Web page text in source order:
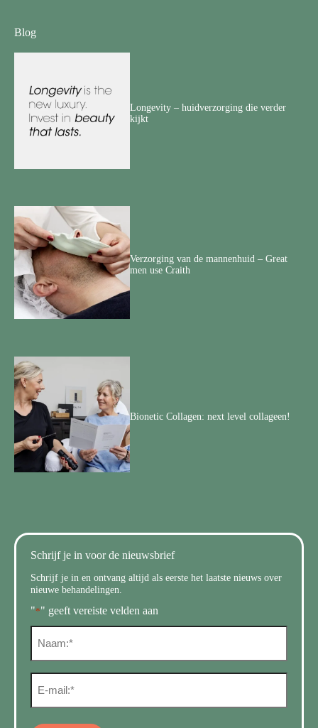
Blog
Longevity – huidverzorging die verder
kijkt
Verzorging van de mannenhuid – Great
men use Craith
Bionetic Collagen: next level collageen!
Schrijf je in voor de nieuwsbrief
Schrijf je in en ontvang altijd als eerste het laatste nieuws over
nieuwe behandelingen.
"*" geeft vereiste velden aan
N
E